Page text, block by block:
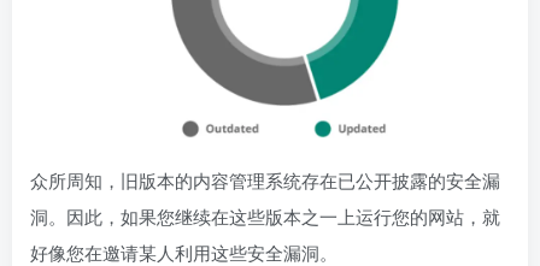
众所周知，旧版本的内容管理系统存在已公开披露的安全漏
洞。因此，如果您继续在这些版本之一上运行您的网站，就
好像您在邀请某人利用这些安全漏洞。